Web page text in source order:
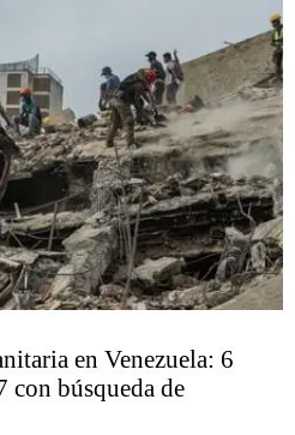
en Venezuela: 6
con búsqueda de